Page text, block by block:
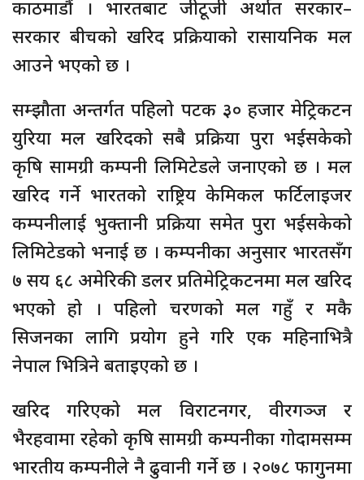
काठमाडौं । भारतबाट जीटूजी अर्थात सरकार–
सरकार बीचको खरिद प्रक्रियाको रासायनिक मल
आउने भएको छ ।
सम्झौता अन्तर्गत पहिलो पटक ३० हजार मेट्रिकटन
युरिया मल खरिदको सबै प्रक्रिया पुरा भईसकेको
कृषि सामग्री कम्पनी लिमिटेडले जनाएको छ । मल
खरिद गर्ने भारतको राष्ट्रिय केमिकल फर्टिलाइजर
कम्पनीलाई भुक्तानी प्रक्रिया समेत पुरा भईसकेको
लिमिटेडको भनाई छ । कम्पनीका अनुसार भारतसँग
७ सय ६८ अमेरिकी डलर प्रतिमेट्रिकटनमा मल खरिद
भएको हो । पहिलो चरणको मल गहुँ र मकै
सिजनका लागि प्रयोग हुने गरि एक महिनाभित्रै
नेपाल भित्रिने बताइएको छ ।
खरिद गरिएको मल विराटनगर, वीरगञ्ज र
भैरहवामा रहेको कृषि सामग्री कम्पनीका गोदामसम्म
भारतीय कम्पनीले नै ढुवानी गर्ने छ । २०७८ फागुनमा